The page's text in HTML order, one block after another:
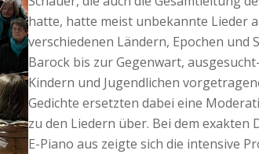
hatte, hatte meist unbekannte Lieder
verschiedenen Ländern, Epochen und
Barock bis zur Gegenwart,
Kindern und Jugendlichen
Gedichte ersetzten dabei eine
zu den Liedern über. Bei dem exakten
E-Piano aus zeigte sich die intensive